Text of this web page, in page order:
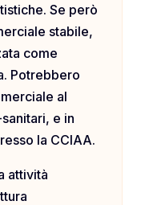
Se però
stabile,
come
Potrebbero
al
e in
la CCIAA.
attività